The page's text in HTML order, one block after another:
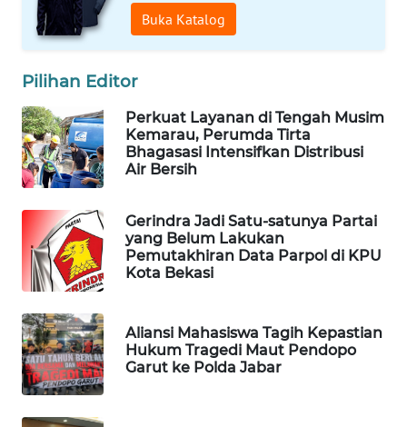
Buka Katalog
Pilihan Editor
Perkuat Layanan di Tengah Musim
Kemarau, Perumda Tirta
Bhagasasi Intensifkan Distribusi
Air Bersih
Gerindra Jadi Satu-satunya Partai
yang Belum Lakukan
Pemutakhiran Data Parpol di KPU
Kota Bekasi
Aliansi Mahasiswa Tagih Kepastian
Hukum Tragedi Maut Pendopo
Garut ke Polda Jabar